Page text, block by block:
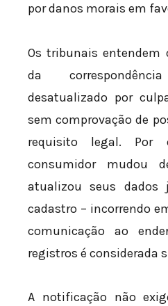
por danos morais em
Os tribunais entendem
da
desatualizado por
sem comprovação de
requisito legal.
consumidor mudou
atualizou seus
cadastro – incorrendo
comunicação ao
registros é considerada
A notificação não